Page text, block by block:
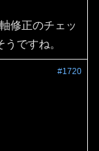
修正のチェッ
ですね。
#1720